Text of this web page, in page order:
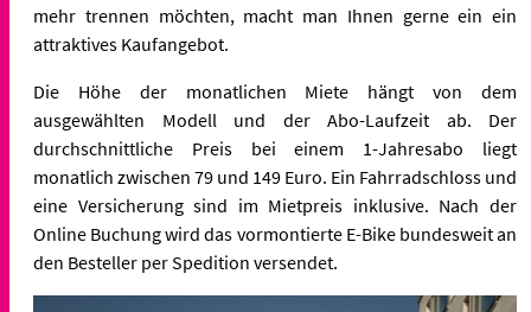
mehr trennen möchten, macht man Ihnen gerne ein ein
attraktives Kaufangebot.
Die Höhe der monatlichen Miete hängt von dem
ausgewählten Modell und der Abo-Laufzeit ab. Der
durchschnittliche Preis bei einem 1-Jahresabo liegt
monatlich zwischen 79 und 149 Euro. Ein Fahrradschloss und
eine Versicherung sind im Mietpreis inklusive. Nach der
Online Buchung wird das vormontierte E-Bike bundesweit an
den Besteller per Spedition versendet.